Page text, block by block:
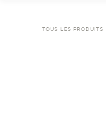
TOUS LES PRODUITS